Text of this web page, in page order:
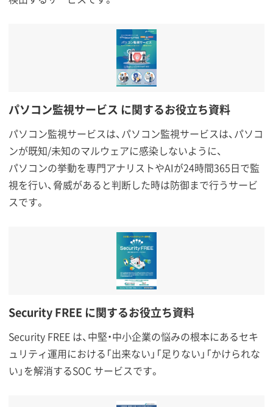
パソコン監視サービス に関するお役立ち資料
パソコン監視サービスは、パソコン監視サービスは、パソコ
ンが既知/未知のマルウェアに感染しないように、
パソコンの挙動を専門アナリストやAIが24時間365日で監
視を行い、脅威があると判断した時は防御まで行うサービ
スです。
Security FREE に関するお役立ち資料
Security FREE は、中堅・中小企業の悩みの根本にあるセキ
ュリティ運用における「出来ない」「足りない」「かけられな
い」を解消するSOC サービスです。